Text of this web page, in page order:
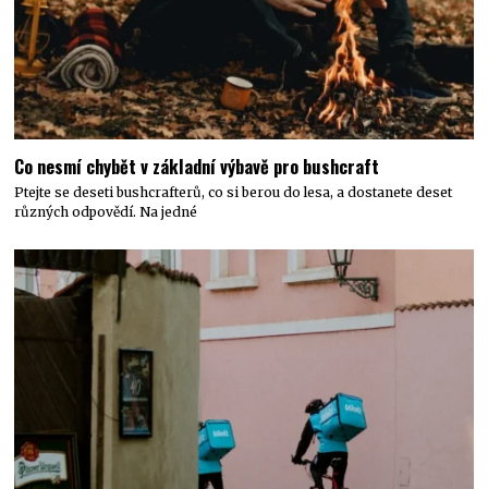
Co nesmí chybět v základní výbavě pro bushcraft
Ptejte se deseti bushcrafterů, co si berou do lesa, a dostanete deset
různých odpovědí. Na jedné